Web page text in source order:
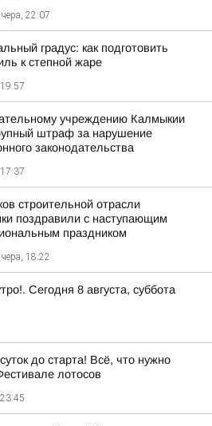
22:07
градус: как подготовить
к степной жаре
учреждению Калмыкии
штраф за нарушение
законодательства
строительной отрасли
поздравили с наступающим
праздником
18:22
Сегодня 8 августа, суббота
до старта! Всё, что нужно
лотосов